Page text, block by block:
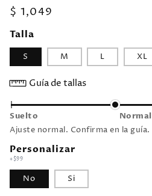
Precio
habitual
$ 1,049
Talla
S M L XL
Guía de tallas
Suelto Normal
Ajuste normal. Confirma en la guía.
Personalizar
+$99
No Si